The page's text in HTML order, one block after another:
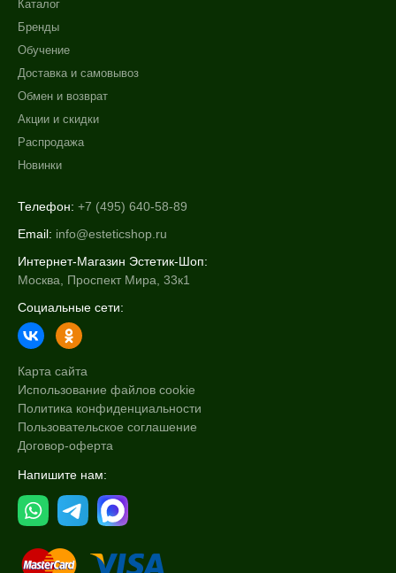
Каталог
Бренды
Обучение
Доставка и самовывоз
Обмен и возврат
Акции и скидки
Распродажа
Новинки
Телефон: +7 (495) 640-58-89
Email: info@esteticshop.ru
Интернет-Магазин Эстетик-Шоп:
Москва, Проспект Мира, 33к1
Социальные сети:
Карта сайта
Использование файлов cookie
Политика конфиденциальности
Пользовательское соглашение
Договор-оферта
Напишите нам: